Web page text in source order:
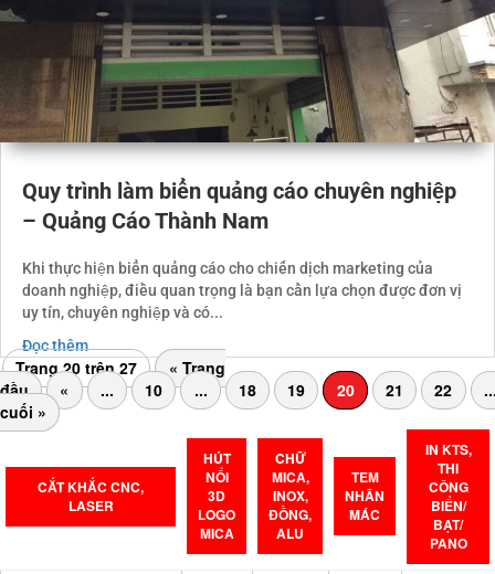
Quy trình làm biển quảng cáo chuyên nghiệp
– Quảng Cáo Thành Nam
Khi thực hiện biển quảng cáo cho chiến dịch marketing của
doanh nghiệp, điều quan trọng là bạn cần lựa chọn được đơn vị
uy tín, chuyên nghiệp và có...
Đọc thêm
Trang 20 trên 27
« Trang
đầu
« ... 10 ... 18 19 20 21 22
cuối »
CẮT KHẮC CNC,
LASER
HÚT
NỔI
3D
LOGO
MICA
CHỮ
MICA,
INOX,
ĐỒNG,
ALU
TEM
NHÃN
MÁC
IN KTS,
THI
CÔNG
BIỂN/
BẠT/
PANO